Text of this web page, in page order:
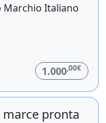
Marchio Italiano
1.000,00€
marce pronta